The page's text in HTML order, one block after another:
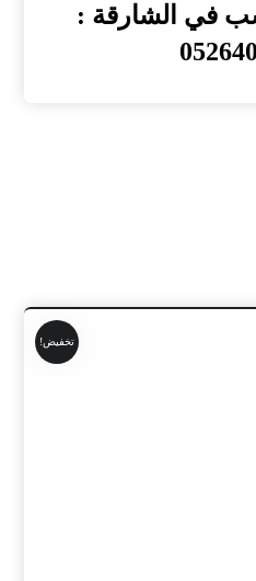
في الشارقة :
تخفيض!